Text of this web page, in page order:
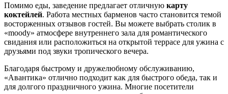
Помимо еды, заведение предлагает отличную карту
коктейлей. Работа местных барменов часто становится темой
восторженных отзывов гостей. Вы можете выбрать столик в
«moody» атмосфере внутреннего зала для романтического
свидания или расположиться на открытой террасе для ужина с
друзьями под звуки тропического вечера.
Благодаря быстрому и дружелюбному обслуживанию,
«Авантика» отлично подходит как для быстрого обеда, так и
для долгого праздничного ужина. Многие посетители